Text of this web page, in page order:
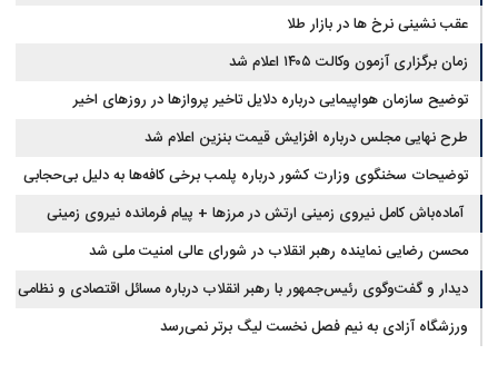
عقب نشینی نرخ ها در بازار طلا
زمان برگزاری آزمون وکالت ۱۴۰۵ اعلام شد
توضیح سازمان هواپیمایی درباره دلایل تاخیر پروازها در روزهای اخیر
طرح نهایی مجلس درباره افزایش قیمت بنزین اعلام شد
توضیحات سخنگوی وزارت کشور درباره پلمب برخی کافه‌ها به دلیل بی‌حجابی
آماده‌باش کامل نیروی زمینی ارتش در مرزها + پیام فرمانده نیروی زمینی
ارتش
محسن رضایی نماینده رهبر انقلاب در شورای عالی امنیت ملی شد
دیدار و گفت‌وگوی رئیس‌جمهور با رهبر انقلاب درباره مسائل اقتصادی و نظامی
کشور
ورزشگاه آزادی به نیم فصل نخست لیگ برتر نمی‌رسد